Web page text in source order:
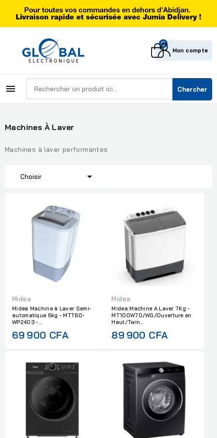
0
Mon compte
 Chercher
Machines À Laver
Machines à laver performantes
Choisir 
Midea
Midea Machine à Laver Semi-
automatique 6kg - MTT60-
WP2403 -...
69 900 CFA
Midea
Midea Machine A Laver 7Kg -
MT100W70/WG/Ouverture en
Haut/Twin...
89 900 CFA